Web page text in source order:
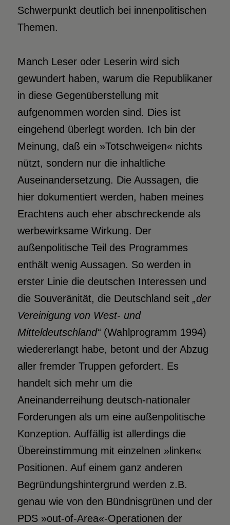
Schwerpunkt deutlich bei innenpolitischen
Themen.
Manch Leser oder Leserin wird sich
gewundert haben, warum die Republikaner
in diese Gegenüberstellung mit
aufgenommen worden sind. Dies ist
eingehend überlegt worden. Ich bin der
Meinung, daß ein »Totschweigen« nichts
nützt, sondern nur die inhaltliche
Auseinandersetzung. Die Aussagen, die
hier dokumentiert werden, haben meines
Erachtens auch eher abschreckende als
werbewirksame Wirkung. Der
außenpolitische Teil des Programmes
enthält wenig Aussagen. So werden in
erster Linie die deutschen Interessen und
die Souveränität, die Deutschland seit „der
Vereinigung von West- und
Mitteldeutschland“(Wahlprogramm 1994)
wiedererlangt habe, betont und der Abzug
aller fremder Truppen gefordert. Es
handelt sich mehr um die
Aneinanderreihung deutsch-nationaler
Forderungen als um eine außenpolitische
Konzeption. Auffällig ist allerdings die
Übereinstimmung mit einzelnen »linken«
Positionen. Auf einem ganz anderen
Begründungshintergrund werden z.B.
genau wie von den Bündnisgrünen und der
PDS »out-of-Area«-Operationen der